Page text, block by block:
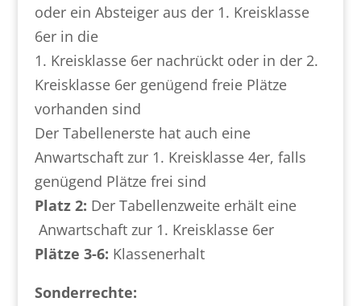
oder ein Absteiger aus der 1. Kreisklasse
6er in die
1. Kreisklasse 6er nachrückt oder in der 2.
Kreisklasse 6er genügend freie Plätze
vorhanden sind
Der Tabellenerste hat auch eine
Anwartschaft zur 1. Kreisklasse 4er, falls
genügend Plätze frei sind
Platz 2: Der Tabellenzweite erhält eine
Anwartschaft zur 1. Kreisklasse 6er
Plätze 3-6: Klassenerhalt
Sonderrechte: